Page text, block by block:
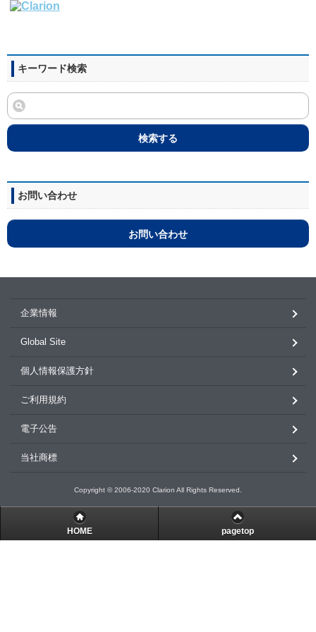
キーワード検索
検索する
お問い合わせ
お問い合わせ
企業情報
Global Site
個人情報保護方針
ご利用規約
電子公告
当社商標
Copyright © 2006-2020 Clarion All Rights Reserved.
HOME pagetop